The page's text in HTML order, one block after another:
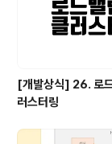
있는 디지털 데이터의
[개발상식] 26. 로
러스터링